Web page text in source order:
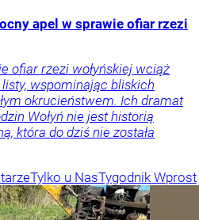
apel w sprawie ofiar rzezi
ofiar rzezi wołyńskiej wciąż
wspominając bliskich
okrucieństwem. Ich dramat
Wołyń nie jest historią
która do dziś nie została
Tylko u NasTygodnik Wprost